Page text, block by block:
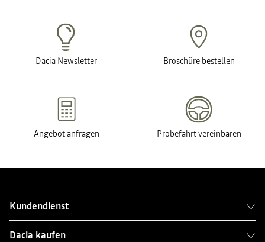
Dacia Newsletter Broschüre bestellen
Angebot anfragen Probefahrt vereinbaren
Kundendienst
Dacia kaufen